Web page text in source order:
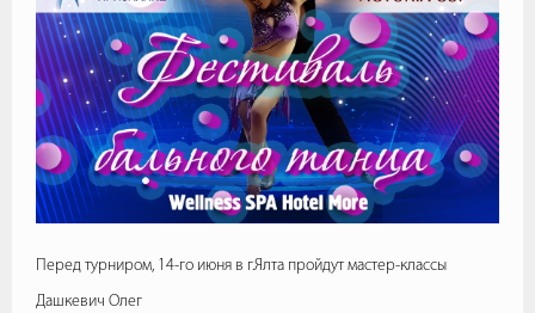
Перед турниром, 14-го июня в г.Ялта пройдут мастер-классы
Дашкевич Олег